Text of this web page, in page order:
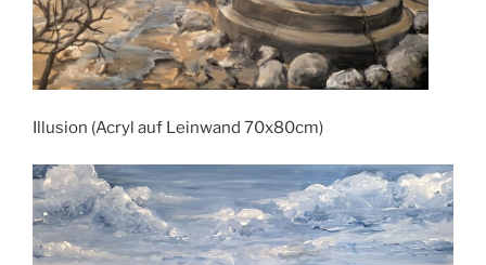
Illusion (Acryl auf Leinwand 70x80cm)